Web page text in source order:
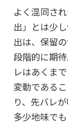
よく混同さ
出」とは少
出は、保留
段階的に期
レはあくま
変動である
り、先バレ
多少地味で